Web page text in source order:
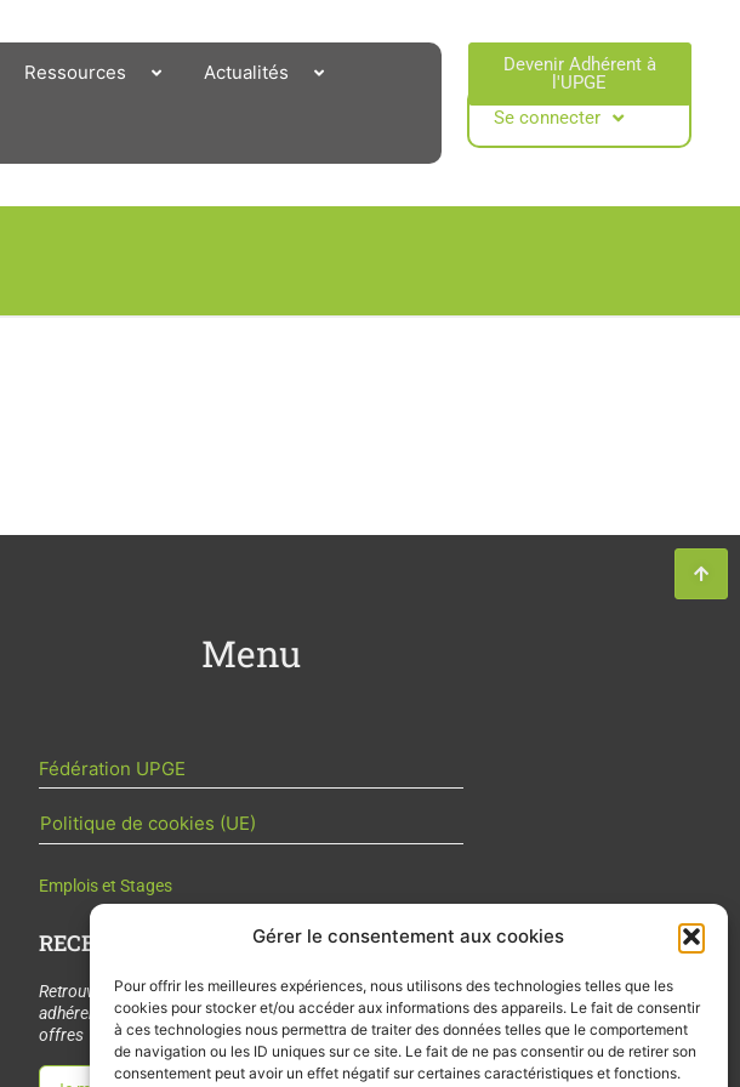
Gérer le consentement aux cookies
Pour offrir les meilleures expériences, nous utilisons des technologies telles que les
cookies pour stocker et/ou accéder aux informations des appareils. Le fait de consentir
à ces technologies nous permettra de traiter des données telles que le comportement
de navigation ou les ID uniques sur ce site. Le fait de ne pas consentir ou de retirer son
consentement peut avoir un effet négatif sur certaines caractéristiques et fonctions.
Ressources Actualités
Devenir Adhérent à
l'UPGE​
Se connecter
Menu
Fédération UPGE
Politique de cookies (UE)
Emplois et Stages
RECEVOIR L'ACTU DE LA FILIÈRE
Retrouvez tous les mois les articles terrain de nos
adhérents, les rendez-vous importants de la filière, nos
offres de stages et d’emplois…